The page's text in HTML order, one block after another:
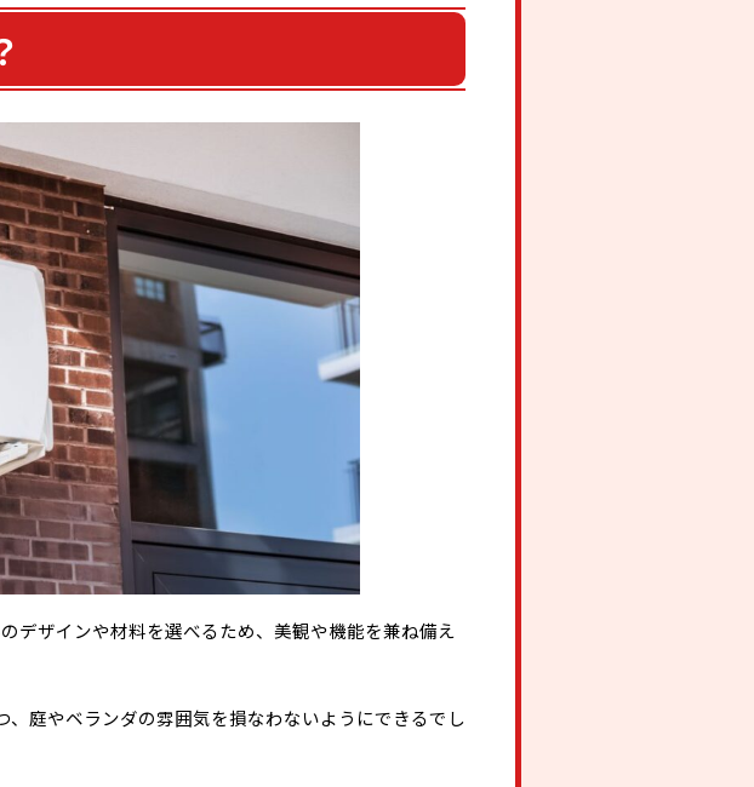
デザインや材料を選べるため、美観や機能を兼ね備え
庭やベランダの雰囲気を損なわないようにできるでし